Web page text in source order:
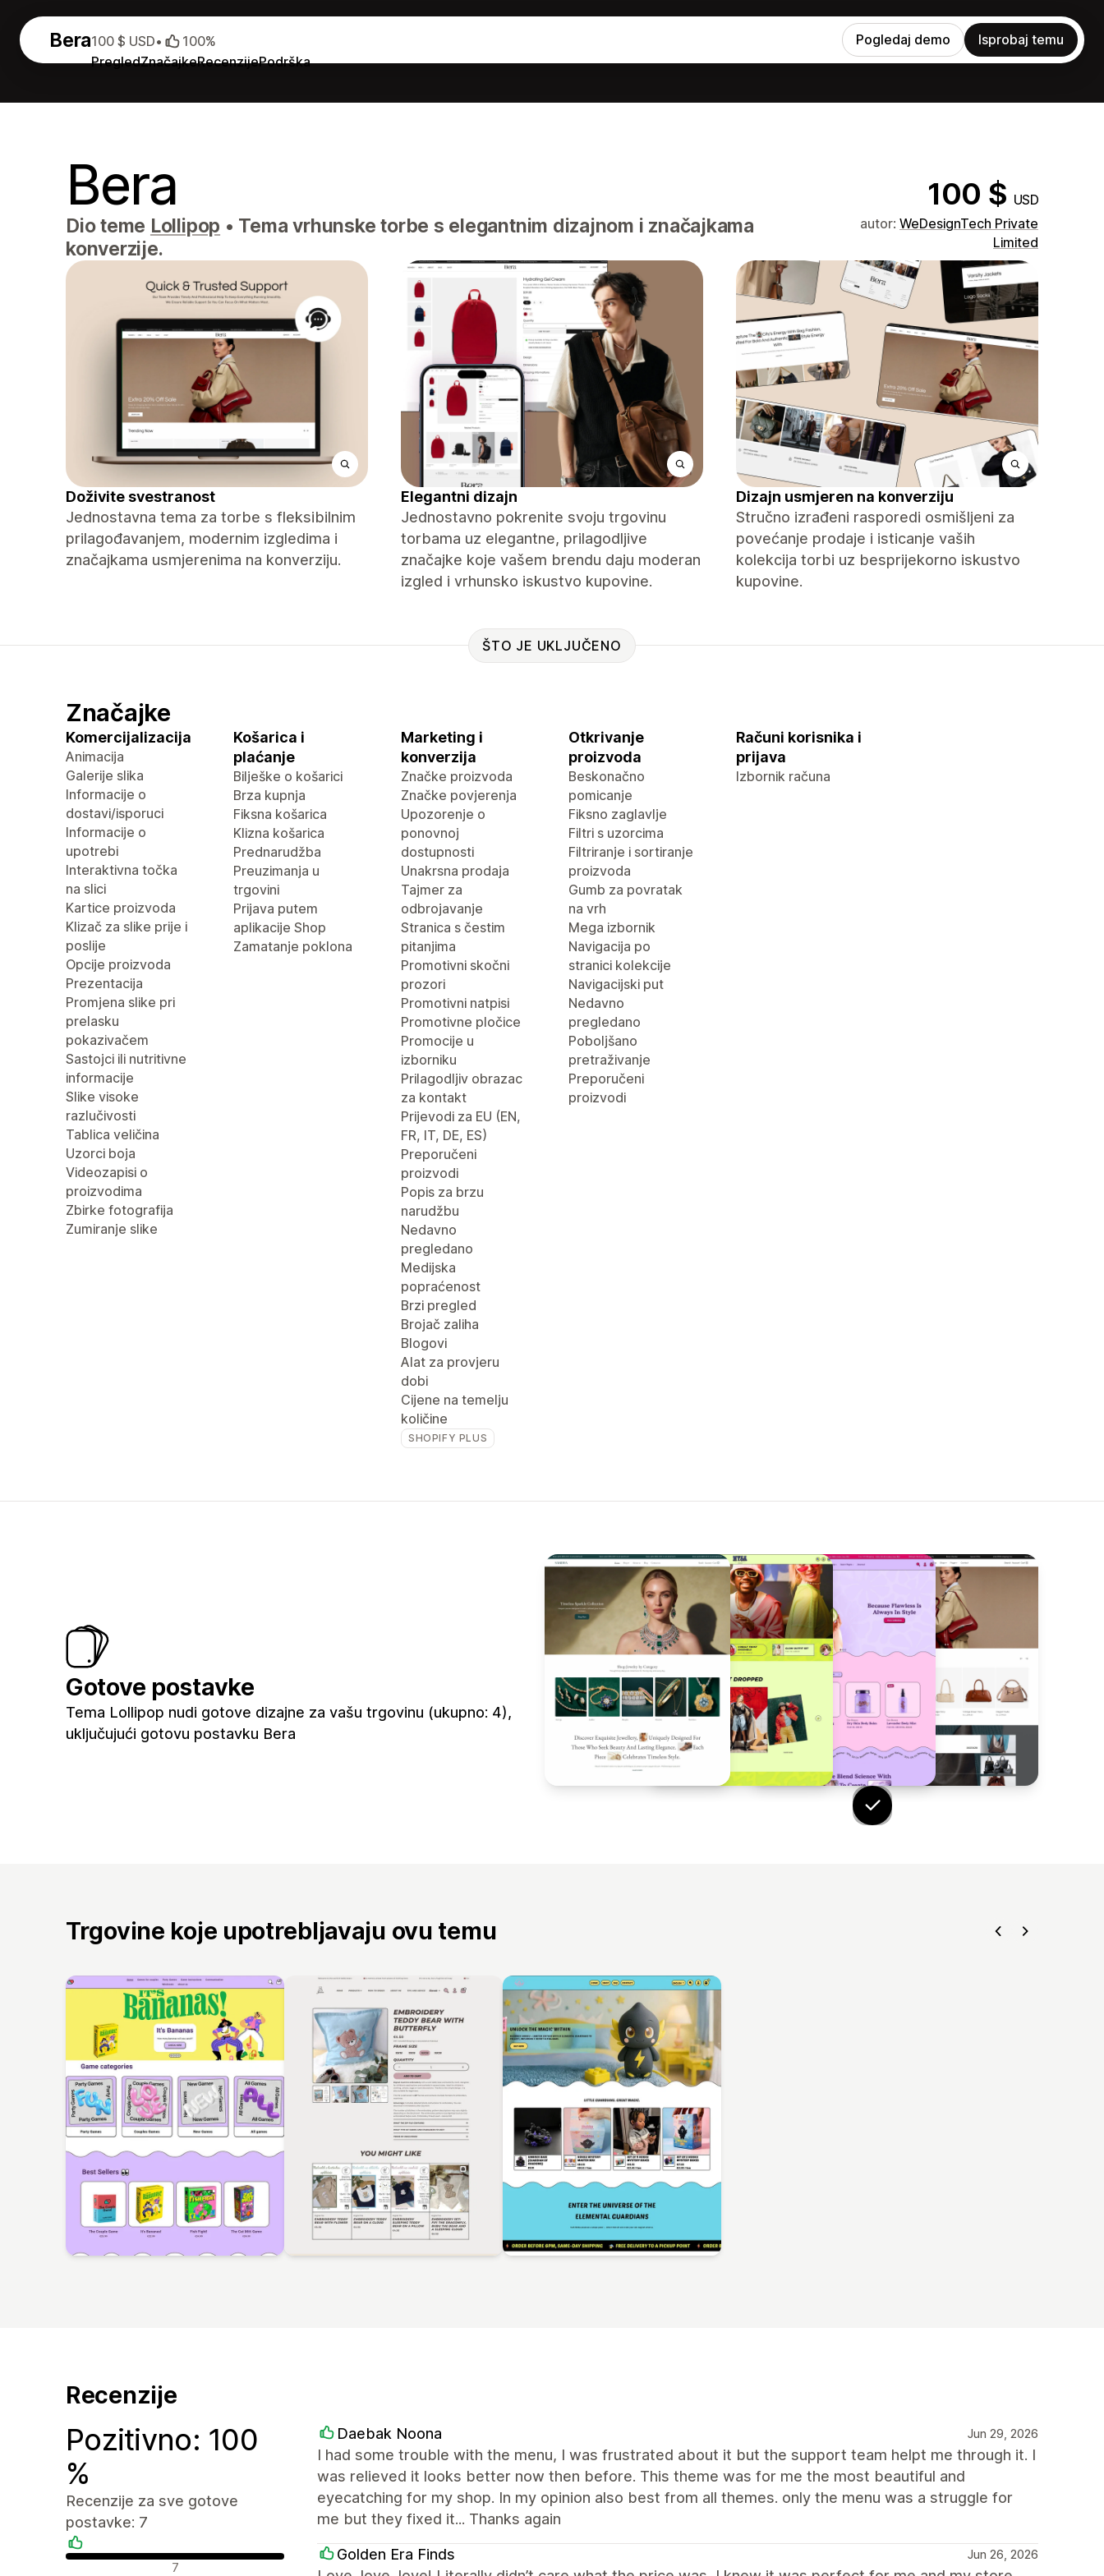
Bera
PregledZnačajkeRecenzijePodrška
100 $ USD• 100% Pogledaj demo Isprobaj temu
Bera 100 $ USD
Dio teme Lollipop • Tema vrhunske torbe s elegantnim dizajnom i značajkama
konverzije.
autor: WeDesignTech Private
Limited
Doživite svestranost
Jednostavna tema za torbe s fleksibilnim
prilagođavanjem, modernim izgledima i
značajkama usmjerenima na konverziju.
Elegantni dizajn
Jednostavno pokrenite svoju trgovinu
torbama uz elegantne, prilagodljive
značajke koje vašem brendu daju moderan
izgled i vrhunsko iskustvo kupovine.
Dizajn usmjeren na konverziju
Stručno izrađeni rasporedi osmišljeni za
povećanje prodaje i isticanje vaših
kolekcija torbi uz besprijekorno iskustvo
kupovine.
ŠTO JE UKLJUČENO
Značajke
Komercijalizacija
Animacija
Galerije slika
Informacije o
dostavi/isporuci
Informacije o
upotrebi
Interaktivna točka
na slici
Kartice proizvoda
Klizač za slike prije i
poslije
Opcije proizvoda
Prezentacija
Promjena slike pri
prelasku
pokazivačem
Sastojci ili nutritivne
informacije
Slike visoke
razlučivosti
Tablica veličina
Uzorci boja
Videozapisi o
proizvodima
Zbirke fotografija
Zumiranje slike
Košarica i
plaćanje
Bilješke o košarici
Brza kupnja
Fiksna košarica
Klizna košarica
Prednarudžba
Preuzimanja u
trgovini
Prijava putem
aplikacije Shop
Zamatanje poklona
Marketing i
konverzija
Značke proizvoda
Značke povjerenja
Upozorenje o
ponovnoj
dostupnosti
Unakrsna prodaja
Tajmer za
odbrojavanje
Stranica s čestim
pitanjima
Promotivni skočni
prozori
Promotivni natpisi
Promotivne pločice
Promocije u
izborniku
Prilagodljiv obrazac
za kontakt
Prijevodi za EU (EN,
FR, IT, DE, ES)
Preporučeni
proizvodi
Popis za brzu
narudžbu
Nedavno
pregledano
Medijska
popraćenost
Brzi pregled
Brojač zaliha
Blogovi
Alat za provjeru
dobi
Cijene na temelju
količine
SHOPIFY PLUS
Otkrivanje
proizvoda
Beskonačno
pomicanje
Fiksno zaglavlje
Filtri s uzorcima
Filtriranje i sortiranje
proizvoda
Gumb za povratak
na vrh
Mega izbornik
Navigacija po
stranici kolekcije
Navigacijski put
Nedavno
pregledano
Poboljšano
pretraživanje
Preporučeni
proizvodi
Računi korisnika i
prijava
Izbornik računa
Gotove postavke
Tema Lollipop nudi gotove dizajne za vašu trgovinu (ukupno: 4),
uključujući gotovu postavku Bera
Trgovine koje upotrebljavaju ovu temu
Recenzije
Pozitivno: 100
%
Recenzije za sve gotove
postavke: 7
Pozitivne recenzije
7
Daebak Noona Jun 29, 2026
I had some trouble with the menu, I was frustrated about it but the support team helpt me through it. I
was relieved it looks better now then before. This theme was for me the most beautiful and
eyecatching for my shop. In my opinion also best from all themes. only the menu was a struggle for
me but they fixed it... Thanks again
Golden Era Finds Jun 26, 2026